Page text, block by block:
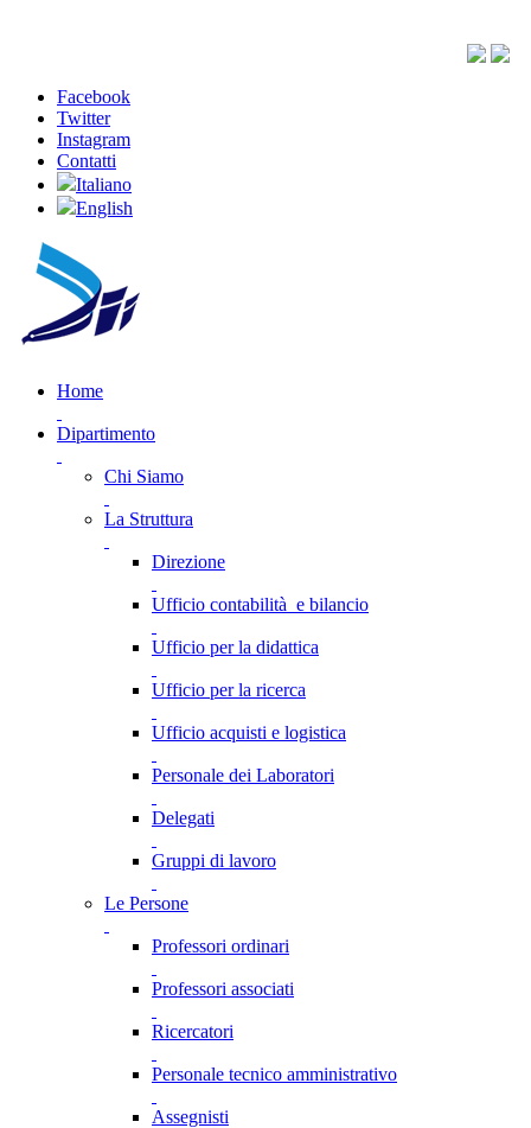
Facebook
Twitter
Instagram
Contatti
Italiano
English
Home
Dipartimento
Chi Siamo
La Struttura
Direzione
Ufficio contabilità e bilancio
Ufficio per la didattica
Ufficio per la ricerca
Ufficio acquisti e logistica
Personale dei Laboratori
Delegati
Gruppi di lavoro
Le Persone
Professori ordinari
Professori associati
Ricercatori
Personale tecnico amministrativo
Assegnisti